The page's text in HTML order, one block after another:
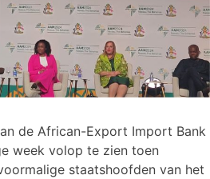
de African-Export Import Bank
week volop te zien toen
staatshoofden van het